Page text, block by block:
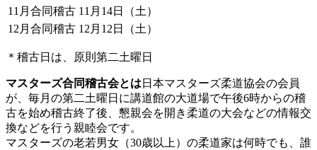
11月合同稽古 11月14日（土）
12月合同稽古 12月12日（土）
＊稽古日は、原則第二土曜日
マスターズ合同稽古会とは 日本マスターズ柔道協会の会員
が、毎月の第二土曜日に講道館の大道場で午後6時からの稽
古を始め稽古終了後、懇親会を開き柔道の大会などの情報交
換などを行う親睦会です。
マスターズの老若男女（30歳以上）の柔道家は何時でも、誰